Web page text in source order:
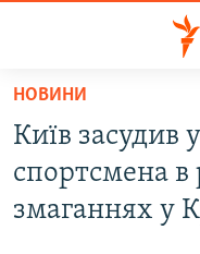
Перейти
основного
матеріалу
Перейти
до
ВОДА.КРИМ
ВІДЕО ТА ФОТО
НОВИНИ
Київ засудив
спортсмена в
змаганнях у